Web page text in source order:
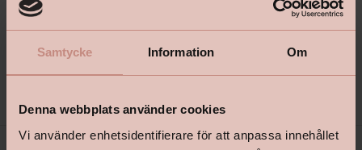
Samtycke Information Om
Denna webbplats använder cookies
Vi använder enhetsidentifierare för att anpassa innehållet
Specifikationer +